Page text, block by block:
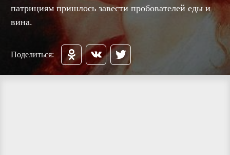
патрициям пришлось завести пробователей еды и
вина.
Поделиться: